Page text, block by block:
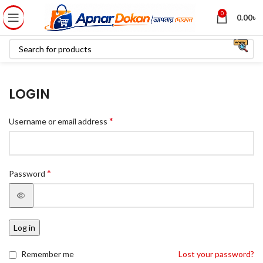
0 0.00৳
LOGIN
Username or email address *
Password *
Log in
Lost your password?
Remember me